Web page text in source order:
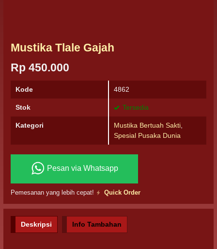
Mustika Tlale Gajah
Rp 450.000
Kode 4862
Stok Tersedia
Kategori Mustika Bertuah Sakti
Spesial Pusaka Dunia
Pesan via Whatsapp
Pemesanan yang lebih cepat! Quick Order
Deskripsi Info Tambahan